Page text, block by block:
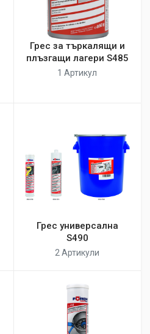
Грес за търкалящи и
плъзгащи лагери S485
1 Артикул
Грес универсална
S490
2 Артикули